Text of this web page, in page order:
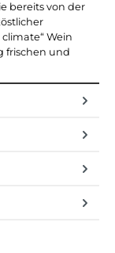
bereits von der
Wein
frischen und